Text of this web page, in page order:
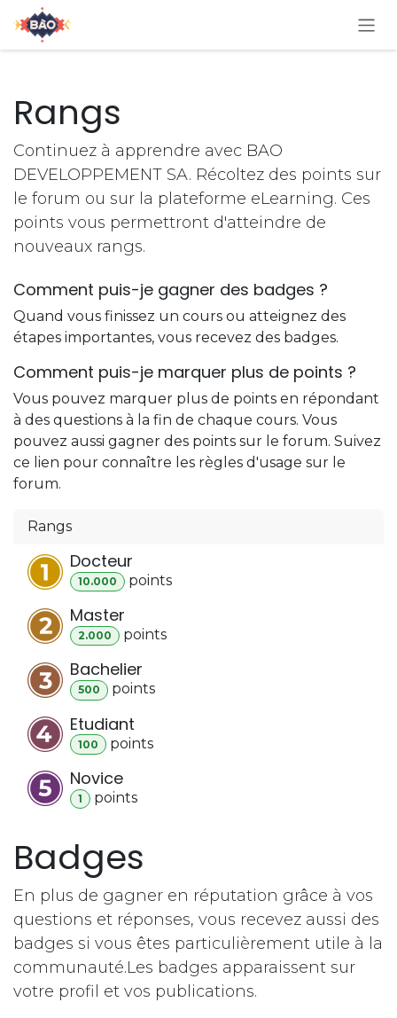
Se rendre au contenu
Rangs
Continuez à apprendre avec BAO
DEVELOPPEMENT SA. Récoltez des points sur
le forum ou sur la plateforme eLearning. Ces
points vous permettront d'atteindre de
nouveaux rangs.
Comment puis-je gagner des badges ?
Quand vous finissez un cours ou atteignez des
étapes importantes, vous recevez des badges.
Comment puis-je marquer plus de points ?
Vous pouvez marquer plus de points en répondant
à des questions à la fin de chaque cours. Vous
pouvez aussi gagner des points sur le forum. Suivez
ce lien pour connaître les règles d'usage sur le
forum.
Rangs
Docteur
10.000 points
Master
2.000 points
Bachelier
500 points
Etudiant
100 points
Novice
1 points
Badges
En plus de gagner en réputation grâce à vos
questions et réponses, vous recevez aussi des
badges si vous êtes particulièrement utile à la
communauté.Les badges apparaissent sur
votre profil et vos publications.